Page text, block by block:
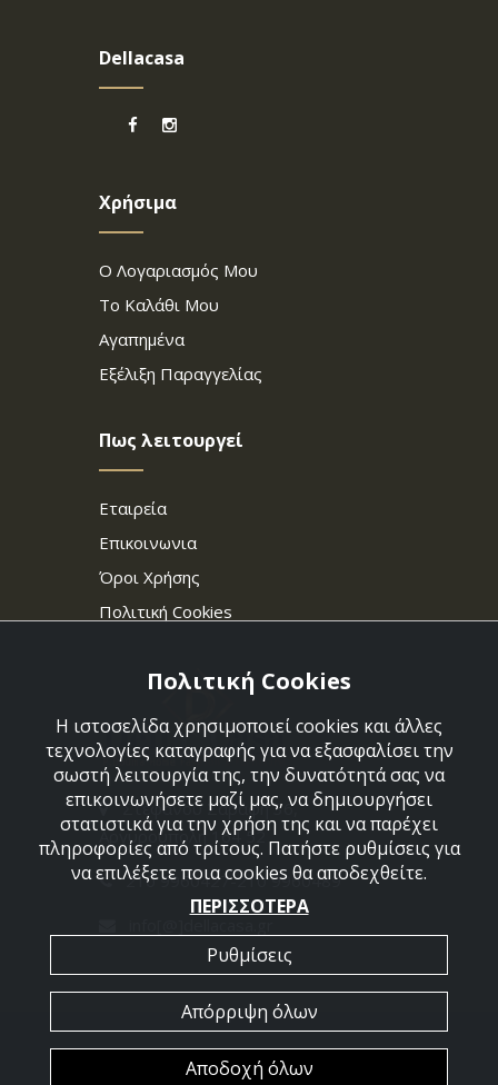
Dellacasa
Χρήσιμα
Ο Λογαριασμός Μου
Το Καλάθι Μου
Αγαπημένα
Εξέλιξη Παραγγελίας
Πως λειτουργεί
Εταιρεία
Επικοινωνια
Όροι Χρήσης
Πολιτική Cookies
Στεφάνου Σαράφη 36,
Αργυρούπολη 164 52
210 9960427-210 9960489
2026 @ All Rights Reserved - Dellacasa
Πολιτική Cookies
Η ιστοσελίδα χρησιμοποιεί cookies και άλλες
τεχνολογίες καταγραφής για να εξασφαλίσει την
σωστή λειτουργία της, την δυνατότητά σας να
επικοινωνήσετε μαζί μας, να δημιουργήσει
στατιστικά για την χρήση της και να παρέχει
πληροφορίες από τρίτους. Πατήστε ρυθμίσεις για
να επιλέξετε ποια cookies θα αποδεχθείτε.
ΠΕΡΙΣΣΟΤΕΡΑ
Ρυθμίσεις
Απόρριψη όλων
Αποδοχή όλων